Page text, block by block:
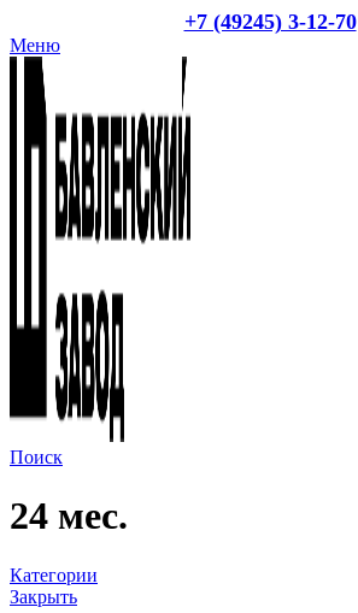
+7 (49245) 3-12-70
Меню
Поиск
24 мес.
Категории
Закрыть